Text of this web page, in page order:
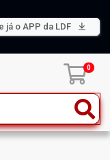
já o APP da LDF
0